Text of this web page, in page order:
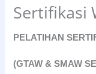
Sertifikasi
PELATIHAN
(GTAW & SMAW